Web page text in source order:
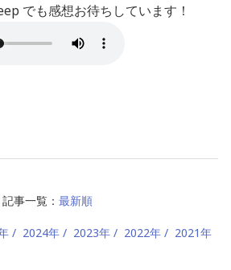
でも感想お待ちしています！
記事一覧： 最新順
2024年 2023年 2022年 2021年